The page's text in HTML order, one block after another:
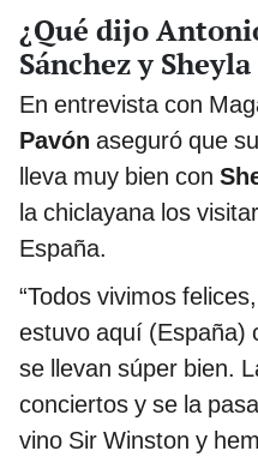
¿Qué dijo
Sánchez y Sheyla
En entrevista con
Pavón aseguró que
lleva muy bien con
la chiclayana los
España.
“Todos vivimos
estuvo aquí (España)
se llevan súper bien.
conciertos y se la
vino Sir Winston y